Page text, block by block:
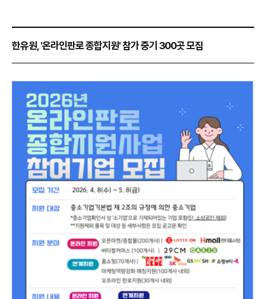
한유원, '온라인판로 종합지원' 참가 중기 300곳 모집